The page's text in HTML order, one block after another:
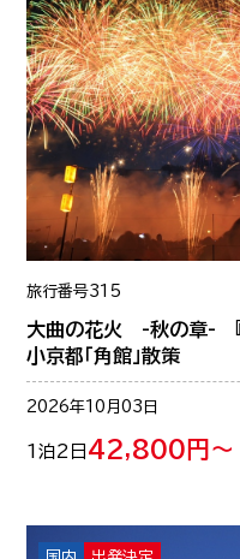
旅行番号315
大曲の花火 -秋の章-
小京都「角館」散策
2026年10月03日
1泊2日 42,800円～